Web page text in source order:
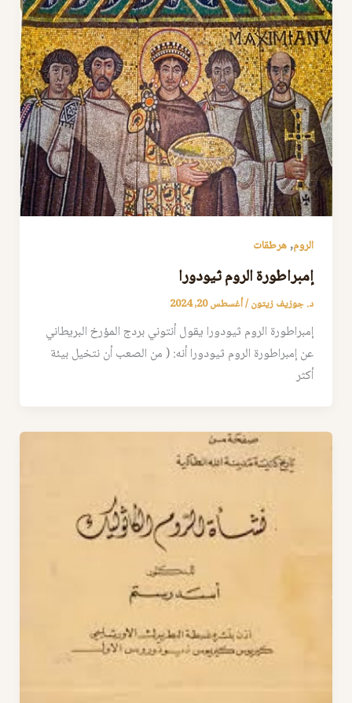
الروم,هرطقات
إمبراطورة الروم ثيودورا
د. جوزيف زيتون/أغسطس 20, 2024
إمبراطورة الروم ثيودورا يقول أنتوني بردج المؤرخ البريطاني
عن إمبراطورة الروم ثيودورا أنه: ( من الصعب أن نتخيل بيئة
أكثر